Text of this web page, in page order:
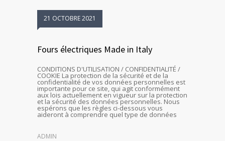
21 OCTOBRE 2021
Fours électriques Made in Italy
CONDITIONS D'UTILISATION / CONFIDENTIALITÉ /
COOKIE La protection de la sécurité et de la
confidentialité de vos données personnelles est
importante pour ce site, qui agit conformément
aux lois actuellement en vigueur sur la protection
et la sécurité des données personnelles. Nous
espérons que les règles ci-dessous vous
aideront à comprendre quel type de données
ADMIN